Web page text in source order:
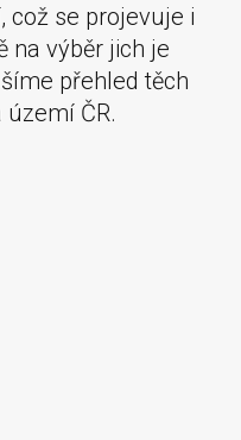
což se projevuje i
na výběr jich je
přehled těch
ČR.